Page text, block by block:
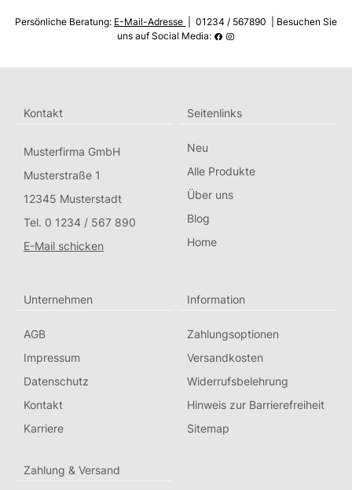
Persönliche Beratung: E-Mail-Adresse
| 01234 / 567890 | Besuchen Sie
uns auf Social Media:
Kontakt
Musterfirma GmbH
Musterstraße 1
12345 Musterstadt
Tel. 0 1234 / 567 890
E-Mail schicken
Seitenlinks
Neu
Alle Produkte
Über uns
Blog
Home
Unternehmen
AGB
Impressum
Datenschutz
Kontakt
Karriere
Information
Zahlungsoptionen
Versandkosten
Widerrufsbelehrung
Hinweis zur Barrierefreiheit
Sitemap
Zahlung & Versand